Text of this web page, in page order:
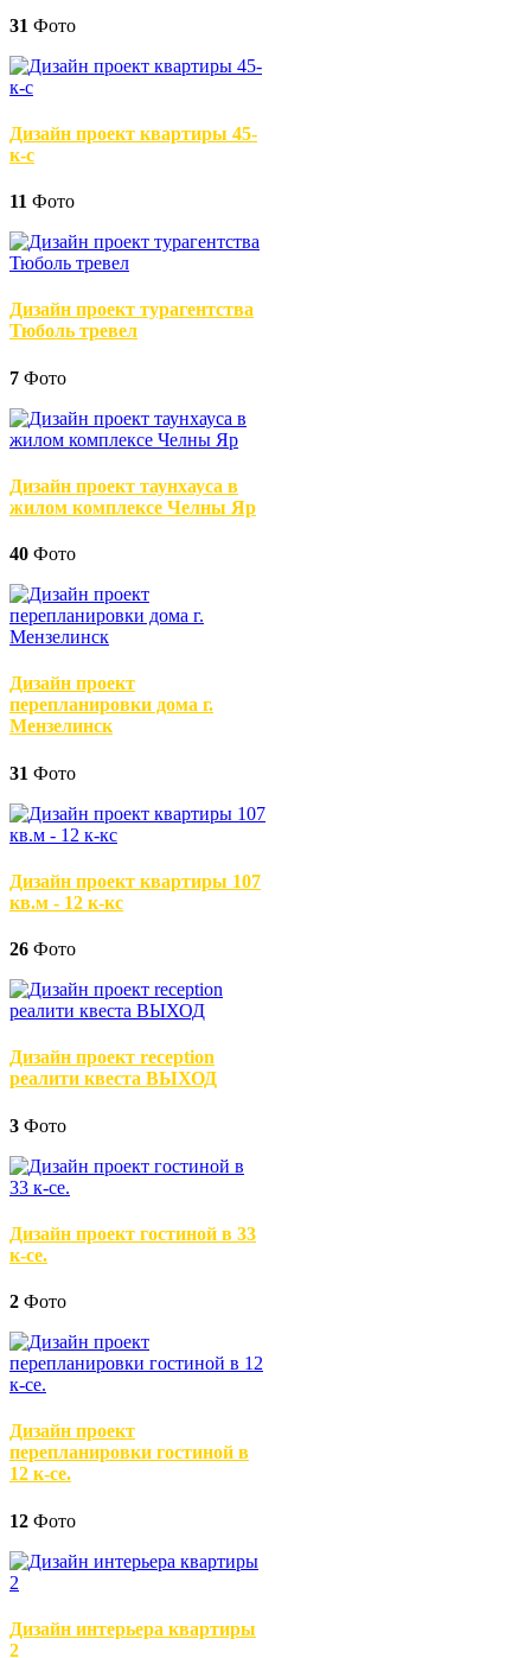
31 Фото
Дизайн проект квартиры 45-
к-с
11 Фото
Дизайн проект турагентства
Тюболь тревел
7 Фото
Дизайн проект таунхауса в
жилом комплексе Челны Яр
40 Фото
Дизайн проект
перепланировки дома г.
Мензелинск
31 Фото
Дизайн проект квартиры 107
кв.м - 12 к-кс
26 Фото
Дизайн проект reception
реалити квеста ВЫХОД
3 Фото
Дизайн проект гостиной в 33
к-се.
2 Фото
Дизайн проект
перепланировки гостиной в
12 к-се.
12 Фото
Дизайн интерьера квартиры
2